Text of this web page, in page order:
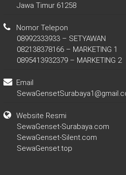
Jawa Timur 61258
Nomor Telepon
08992333933 – SETYAWAN
082138378166 – MARKETING 1
0895413932379 – MARKETING 2
Email
Website Resmi
SewaGenset-Surabaya.com
SewaGenset-Silent.com
SewaGenset.top